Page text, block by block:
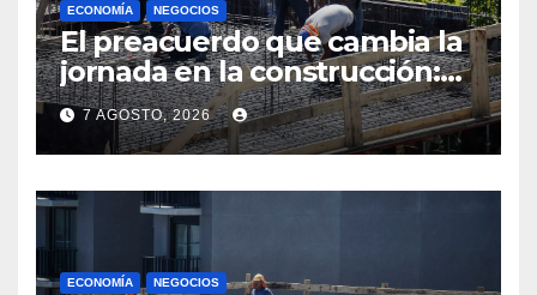
ECONOMÍA NEGOCIOS
El preacuerdo que cambia la
jornada en la construcción:
menos horas, subas reales y
convenio hasta 2031
7 AGOSTO, 2026
ECONOMÍA NEGOCIOS